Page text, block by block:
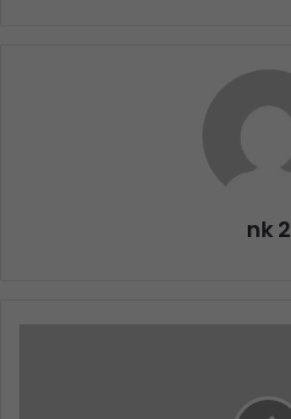
nk 2